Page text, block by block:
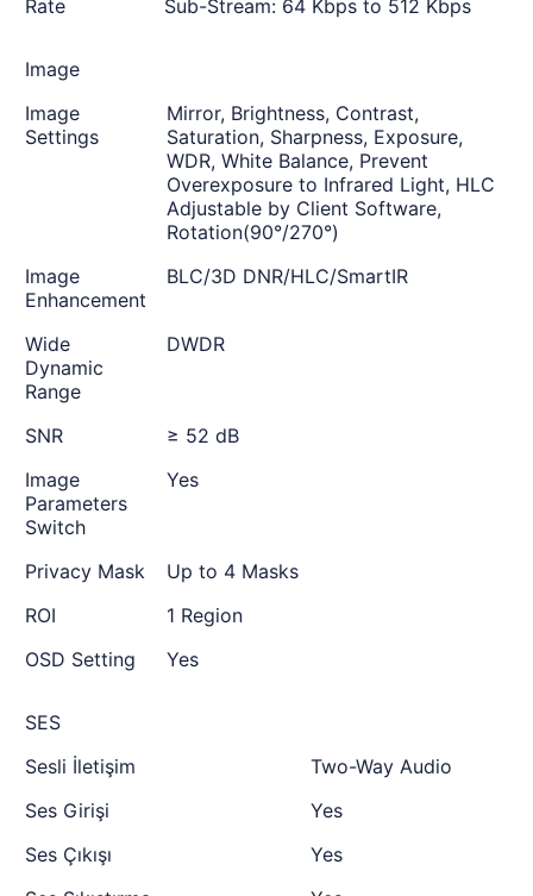
Rate
Sub-Stream: 64 Kbps to 512 Kbps
Image
Image
Settings
Mirror, Brightness, Contrast,
Saturation, Sharpness, Exposure,
WDR, White Balance, Prevent
Overexposure to Infrared Light, HLC
Adjustable by Client Software,
Rotation(90°/270°)
Image
Enhancement
BLC/3D DNR/HLC/SmartIR
Wide
Dynamic
Range
DWDR
SNR
≥ 52 dB
Image
Parameters
Switch
Yes
Privacy Mask
Up to 4 Masks
ROI
1 Region
OSD Setting
Yes
SES
Sesli İletişim
Two-Way Audio
Ses Girişi
Yes
Ses Çıkışı
Yes